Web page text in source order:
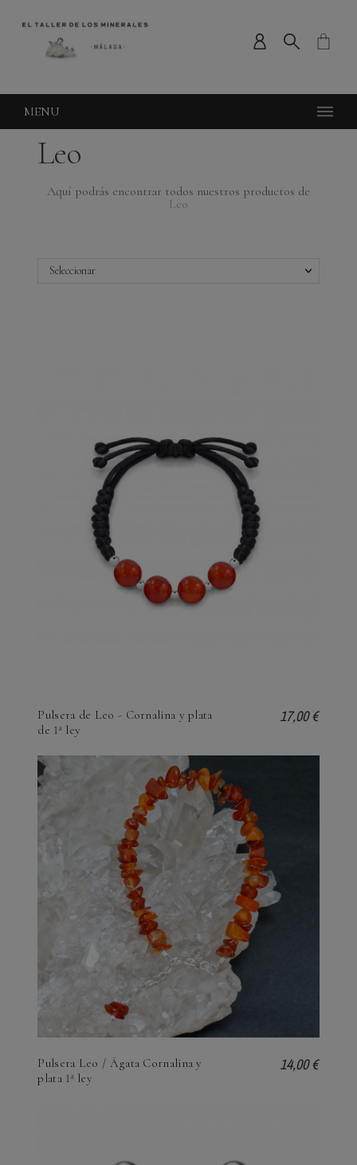
MENU
Leo
Aquí podrás encontrar todos nuestros productos de
Leo
Seleccionar
Pulsera de Leo - Cornalina y plata
de 1ª ley
17,00 €
Pulsera Leo / Ágata Cornalina y
plata 1ª ley
14,00 €